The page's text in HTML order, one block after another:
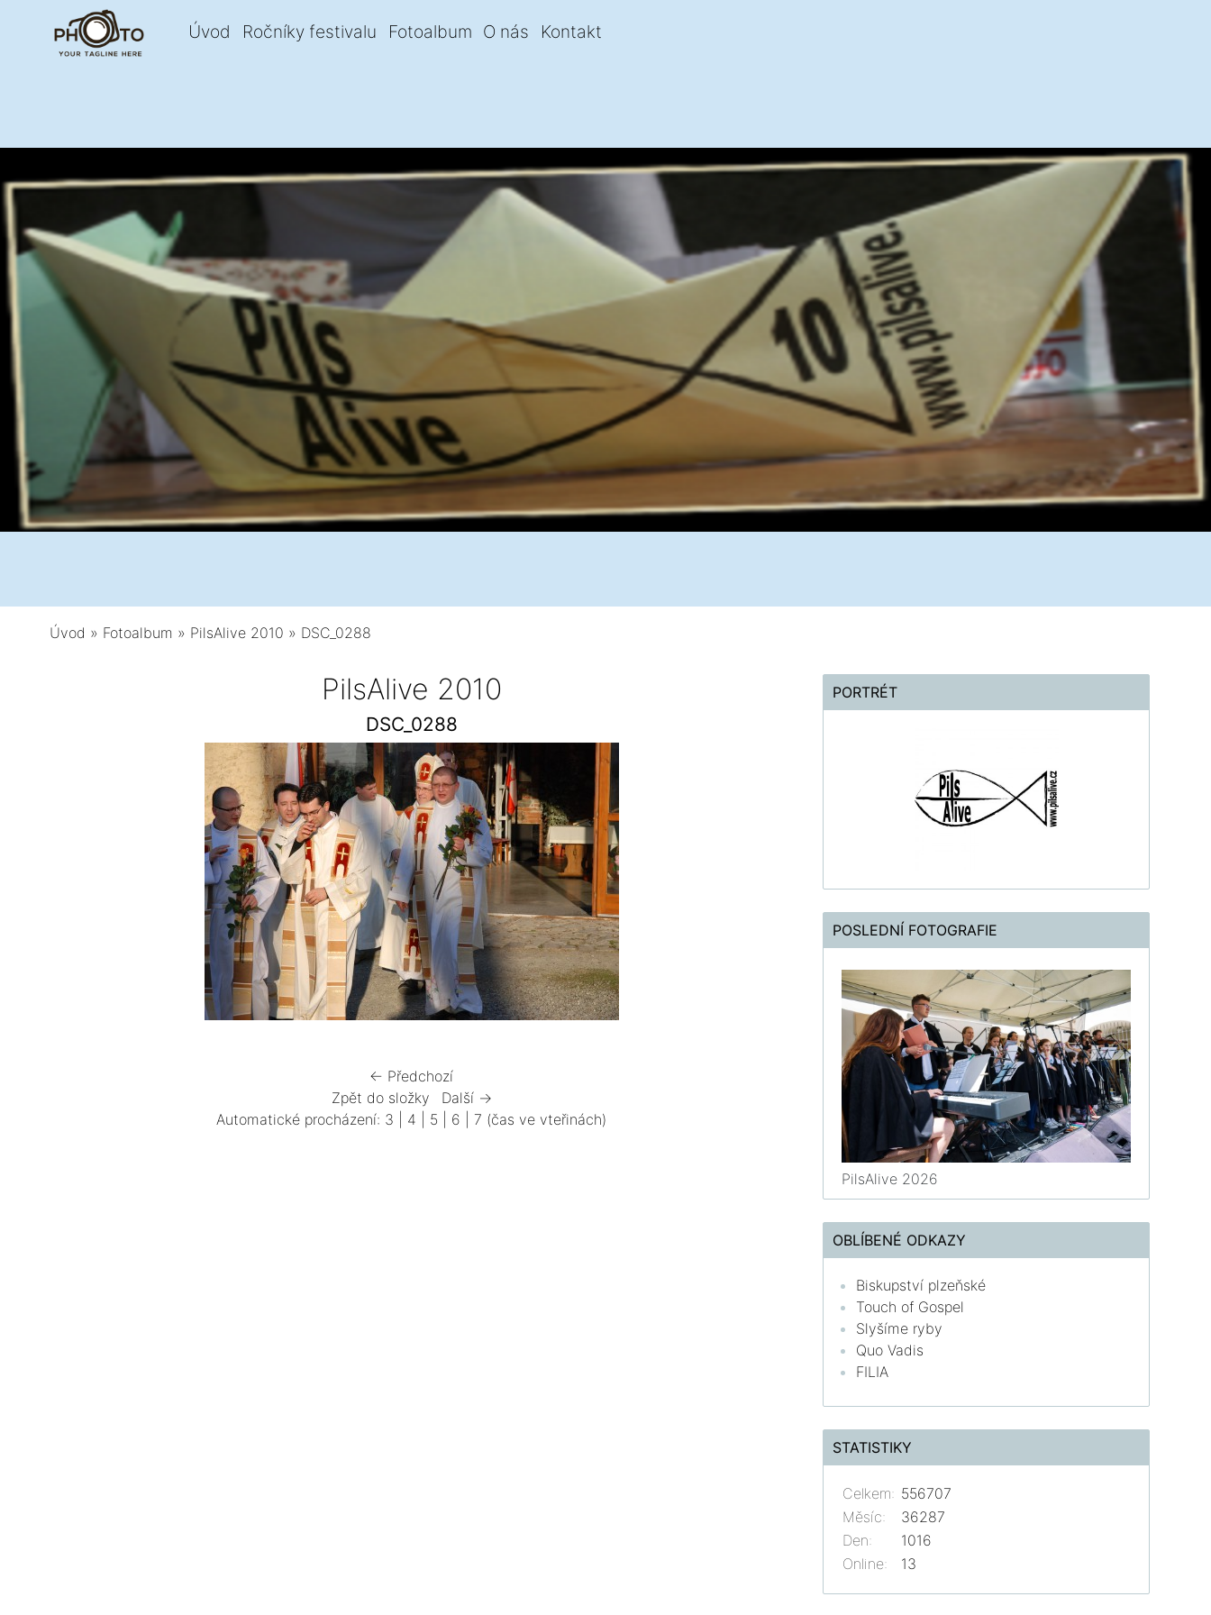
Úvod Ročníky festivalu Fotoalbum O nás Kontakt
Úvod » Fotoalbum » PilsAlive 2010 » DSC_0288
PilsAlive 2010
DSC_0288
← Předchozí
Zpět do složky
Další →
Automatické procházení: 3 4 5 6 7 (čas ve vteřinách)
PORTRÉT
POSLEDNÍ FOTOGRAFIE
PilsAlive 2026
OBLÍBENÉ ODKAZY
Biskupství plzeňské
Touch of Gospel
Slyšíme ryby
Quo Vadis
FILIA
STATISTIKY
Online: 13
Celkem: 556707
Měsíc:
36287
Den:
1016